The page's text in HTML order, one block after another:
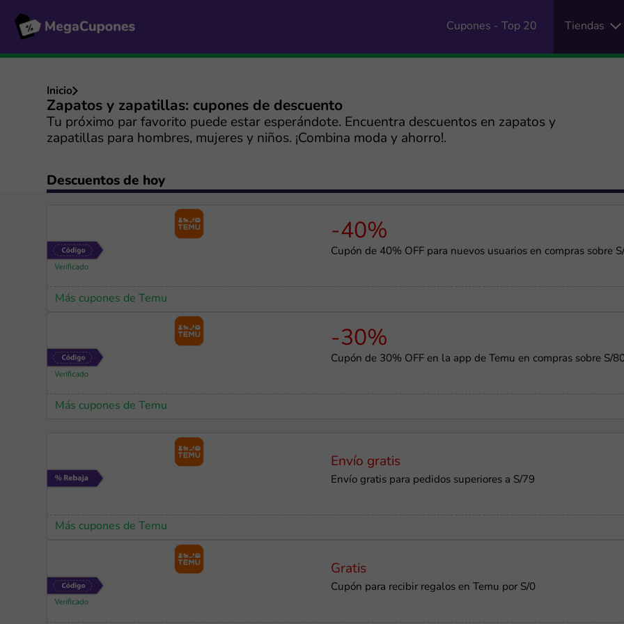
Cupones - Top 20 Tiendas
Inicio
Zapatos y zapatillas: cupones de descuento
Tu próximo par favorito puede estar esperándote. Encuentra descuentos en zapatos y
zapatillas para hombres, mujeres y niños. ¡Combina moda y ahorro!.
Descuentos de hoy
-40%
Cupón de 40% OFF para nuevos usuarios en compras sobre
Más cupones de Temu
-30%
Cupón de 30% OFF en la app de Temu en compras sobre S/
Más cupones de Temu
Envío gratis
Envío gratis para pedidos superiores a S/79
Más cupones de Temu
Gratis
Cupón para recibir regalos en Temu por S/0